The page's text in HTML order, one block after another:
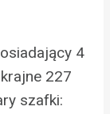
4
227
szafki: